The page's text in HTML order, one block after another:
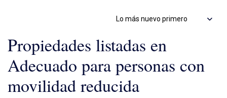
Lo más nuevo primero
Propiedades listadas en
Adecuado para personas con
movilidad reducida